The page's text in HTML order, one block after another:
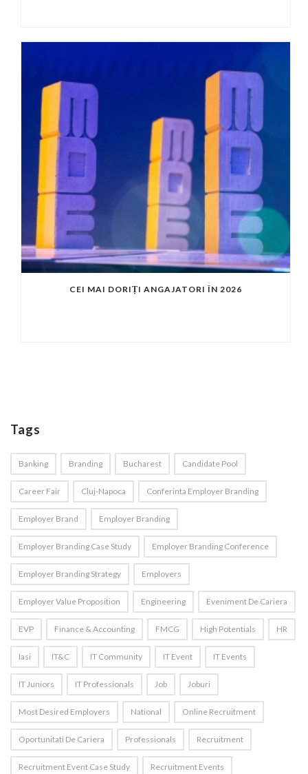
CEI MAI DORIȚI ANGAJATORI ÎN 2026
Tags
Banking Branding Bucharest Candidate Pool
Career Fair Cluj-Napoca Conferinta Employer Branding
Employer Brand Employer Branding
Employer Branding Case Study Employer Branding Conference
Employer Branding Strategy Employers
Employer Value Proposition Engineering Eveniment De Cariera
EVP Finance & Accounting FMCG High Potentials HR
Iasi IT&C IT Community IT Event IT Events
IT Juniors IT Professionals Job Joburi
Most Desired Employers National Online Recruitment
Oportunitati De Cariera Professionals Recruitment
Recruitment Event Case Study Recruitment Events